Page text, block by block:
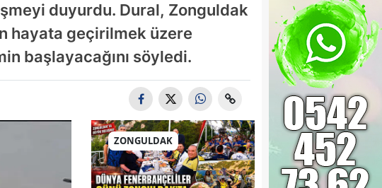
duyurdu. Dural, Zonguldak
hayata geçirilmek üzere
başlayacağını söyledi.
ZONGULDAK